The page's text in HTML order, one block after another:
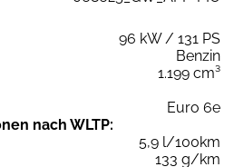
96 kW / 131 PS
Benzin
1.199 cm³
Euro 6e
nach WLTP:
5,9 l/100km
133 g/km